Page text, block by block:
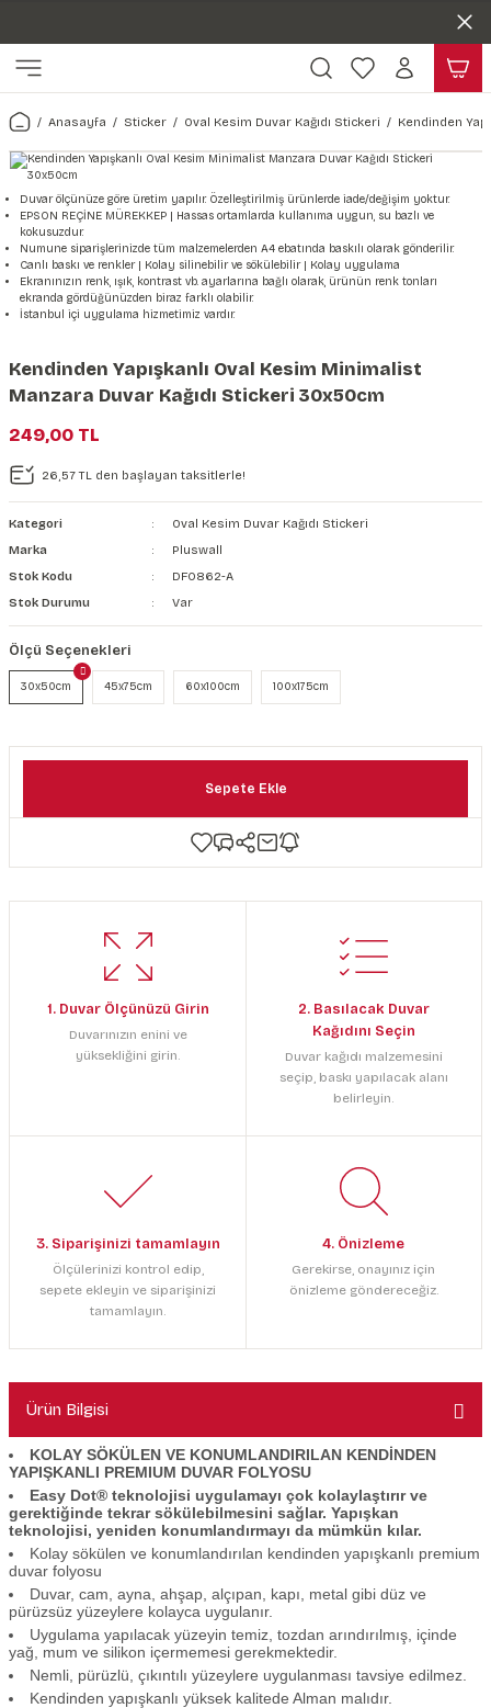
Harita & Şehir Duvar Kağıdı
Türkiye Serisi Duvar Kağıdı
Şehir & Ülke Duvar Kağıdı
Duvar Kağıdı
Çiçek Duvar Kağıdı
Hayvan, Yaprak & Çiçek
Yaprak Desenli Duvar Kağıdı
Hayvan Duvar Kağıdı
Kağıdı
Doğa & Manza Duvar Kağıdı
Manzara Duvar Kağıdı
Orman Duvar Kağıdı
Tasarım & Sanatsal Duvar
Sanat Duvar Kağıdı
Geometrik Duvar Kağıdı
Araba Duvar Kağıdı
Sağlık Duvar Kağıdı
Taş Desenli Duvar Kağıdı
Ahşap, Mermer & Taş
Mermer Desenli Duvar Kağıdı
Taş Desenli Duvar Kağıdı
Ahşap Desenli Duvar Kağıdı
Duvar Kanvası
Kağıdı Stickeri
Seti
Anasayfa Sticker Oval Kesim Duvar Kağıdı Stickeri Kendinden
Duvar ölçünüze göre üretim yapılır. Özelleştirilmiş ürünlerde iade/değişim yoktur.
EPSON REÇİNE MÜREKKEP | Hassas ortamlarda kullanıma uygun, su bazlı ve
kokusuzdur.
Numune siparişlerinizde tüm malzemelerden A4 ebatında baskılı olarak gönderilir.
Canlı baskı ve renkler | Kolay silinebilir ve sökülebilir | Kolay uygulama
Ekranınızın renk, ışık, kontrast vb. ayarlarına bağlı olarak, ürünün renk tonları
ekranda gördüğünüzden biraz farklı olabilir.
İstanbul içi uygulama hizmetimiz vardır.
Kendinden Yapışkanlı Oval Kesim Minimalist
Manzara Duvar Kağıdı Stickeri 30x50cm
249,00 TL
26,57 TL den başlayan taksitlerle!
Kategori
Oval Kesim Duvar Kağıdı Stickeri
Marka
Pluswall
Stok Kodu
DF0862-A
Stok Durumu
Var
Ölçü Seçenekleri
30x50cm 45x75cm 60x100cm 100x175cm
Sepete Ekle
1. Duvar Ölçünüzü Girin
Duvarınızın enini ve
yüksekliğini girin.
2. Basılacak Duvar
Kağıdını Seçin
Duvar kağıdı malzemesini
seçip, baskı yapılacak alanı
belirleyin.
3. Siparişinizi tamamlayın
Ölçülerinizi kontrol edip,
sepete ekleyin ve siparişinizi
tamamlayın.
4. Önizleme
Gerekirse, onayınız için
önizleme göndereceğiz.
Ürün Bilgisi
KOLAY SÖKÜLEN VE KONUMLANDIRILAN KENDİNDEN
YAPIŞKANLI PREMIUM DUVAR FOLYOSU
Easy Dot® teknolojisi uygulamayı çok kolaylaştırır ve
gerektiğinde tekrar sökülebilmesini sağlar. Yapışkan
teknolojisi, yeniden konumlandırmayı da mümkün kılar.
Kolay sökülen ve konumlandırılan kendinden yapışkanlı premium
duvar folyosu
Duvar, cam, ayna, ahşap, alçıpan, kapı, metal gibi düz ve
pürüzsüz yüzeylere kolayca uygulanır.
Uygulama yapılacak yüzeyin temiz, tozdan arındırılmış, içinde
yağ, mum ve silikon içermemesi gerekmektedir.
Nemli, pürüzlü, çıkıntılı yüzeylere uygulanması tavsiye edilmez.
Kendinden yapışkanlı yüksek kalitede Alman malıdır.